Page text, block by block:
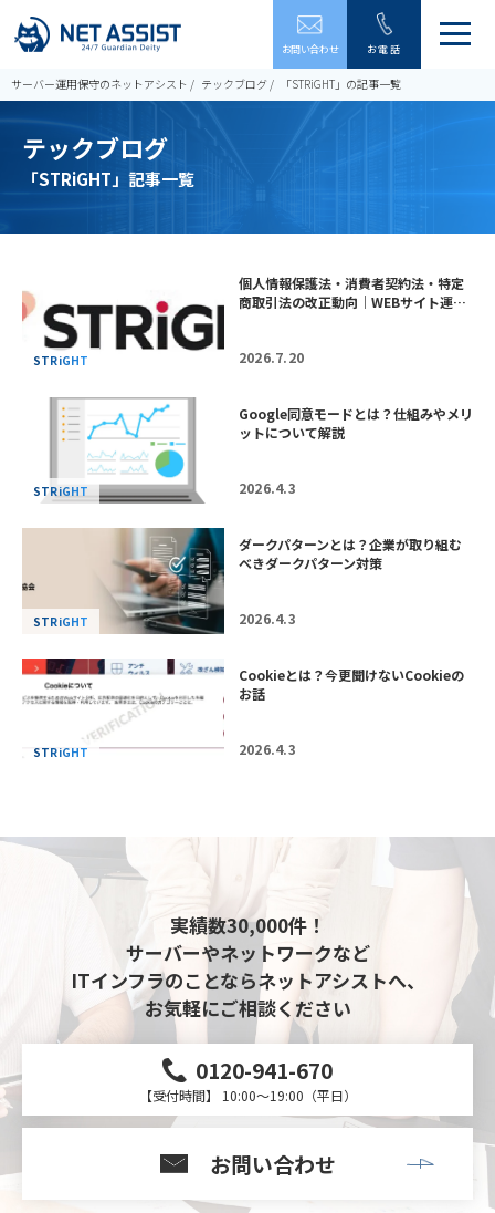
お問い合わせ お電話
メ
ー
サーバー運用保守のネットアシスト テックブログ 「STRiGHT」の記事一覧
テックブログ
「STRiGHT」記事一覧
STRiGHT
個人情報保護法・消費者契約法・特定
商取引法の改正動向｜WEBサイト運…
2026.7.20
STRiGHT
Google同意モードとは？仕組みやメリ
ットについて解説
2026.4.3
STRiGHT
ダークパターンとは？企業が取り組む
べきダークパターン対策
2026.4.3
STRiGHT
Cookieとは？今更聞けないCookieの
お話
2026.4.3
実績数30,000件！
サーバーやネットワークなど
ITインフラのことならネットアシストへ、
お気軽にご相談ください
0120-941-670
【受付時間】 10:00～19:00（平日）
お問い合わせ